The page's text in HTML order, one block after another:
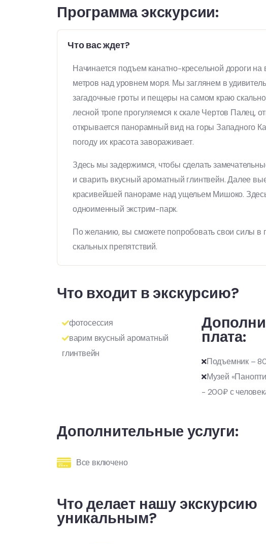
Программа экскурсии:
Что вас ждет?
Начинается подъем канатно-кресельной дороги на
метров над уровнем моря. Мы заглянем в
загадочные гроты и пещеры на самом краю
лесной тропе прогуляемся к скале Чертов Палец,
открывается панорамный вид на горы Западного
погоду их красота завораживает.
Здесь мы задержимся, чтобы сделать
и сварить вкусный ароматный глинтвейн. Далее
красивейшей панораме над ущельем Мишоко.
одноименный экстрим-парк.
По желанию, вы сможете попробовать свои силы в
скальных препятствий.
Что входит в экскурсию?
фотосессия
варим вкусный ароматный
глинтвейн
плата:
Подъемник –
Музей
- 200₽ с
Дополнительные услуги:
Все включено
Что делает нашу экскурсию
уникальным?